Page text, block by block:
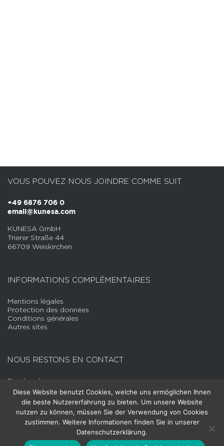
VOUS POUVEZ NOUS JOINDRE COMME SUIT
+49 6876 706 0
email@kunesa.com
KUNESA GmbH
Trierer Straße 44
66709 Weiskirchen
INFORMATIONS COMPLÉMENTAIRES
Mentions légales
Protection des données
Conditions générales
Autres sites
NOUS RESTONS EN CONTACT
Facebook
LinkedIn
YouTube
Instagram
DIREKTKONTAKT
Diese Website benutzt Cookies, welche uns ermöglichen Ihnen
die beste Nutzererfahrung zu bieten. Um unsere Website
nutzen zu können, müssen Sie der Verwendung von Cookies
zustimmen. Weitere Informationen finden Sie in unserer
Datenschutzerklärung.